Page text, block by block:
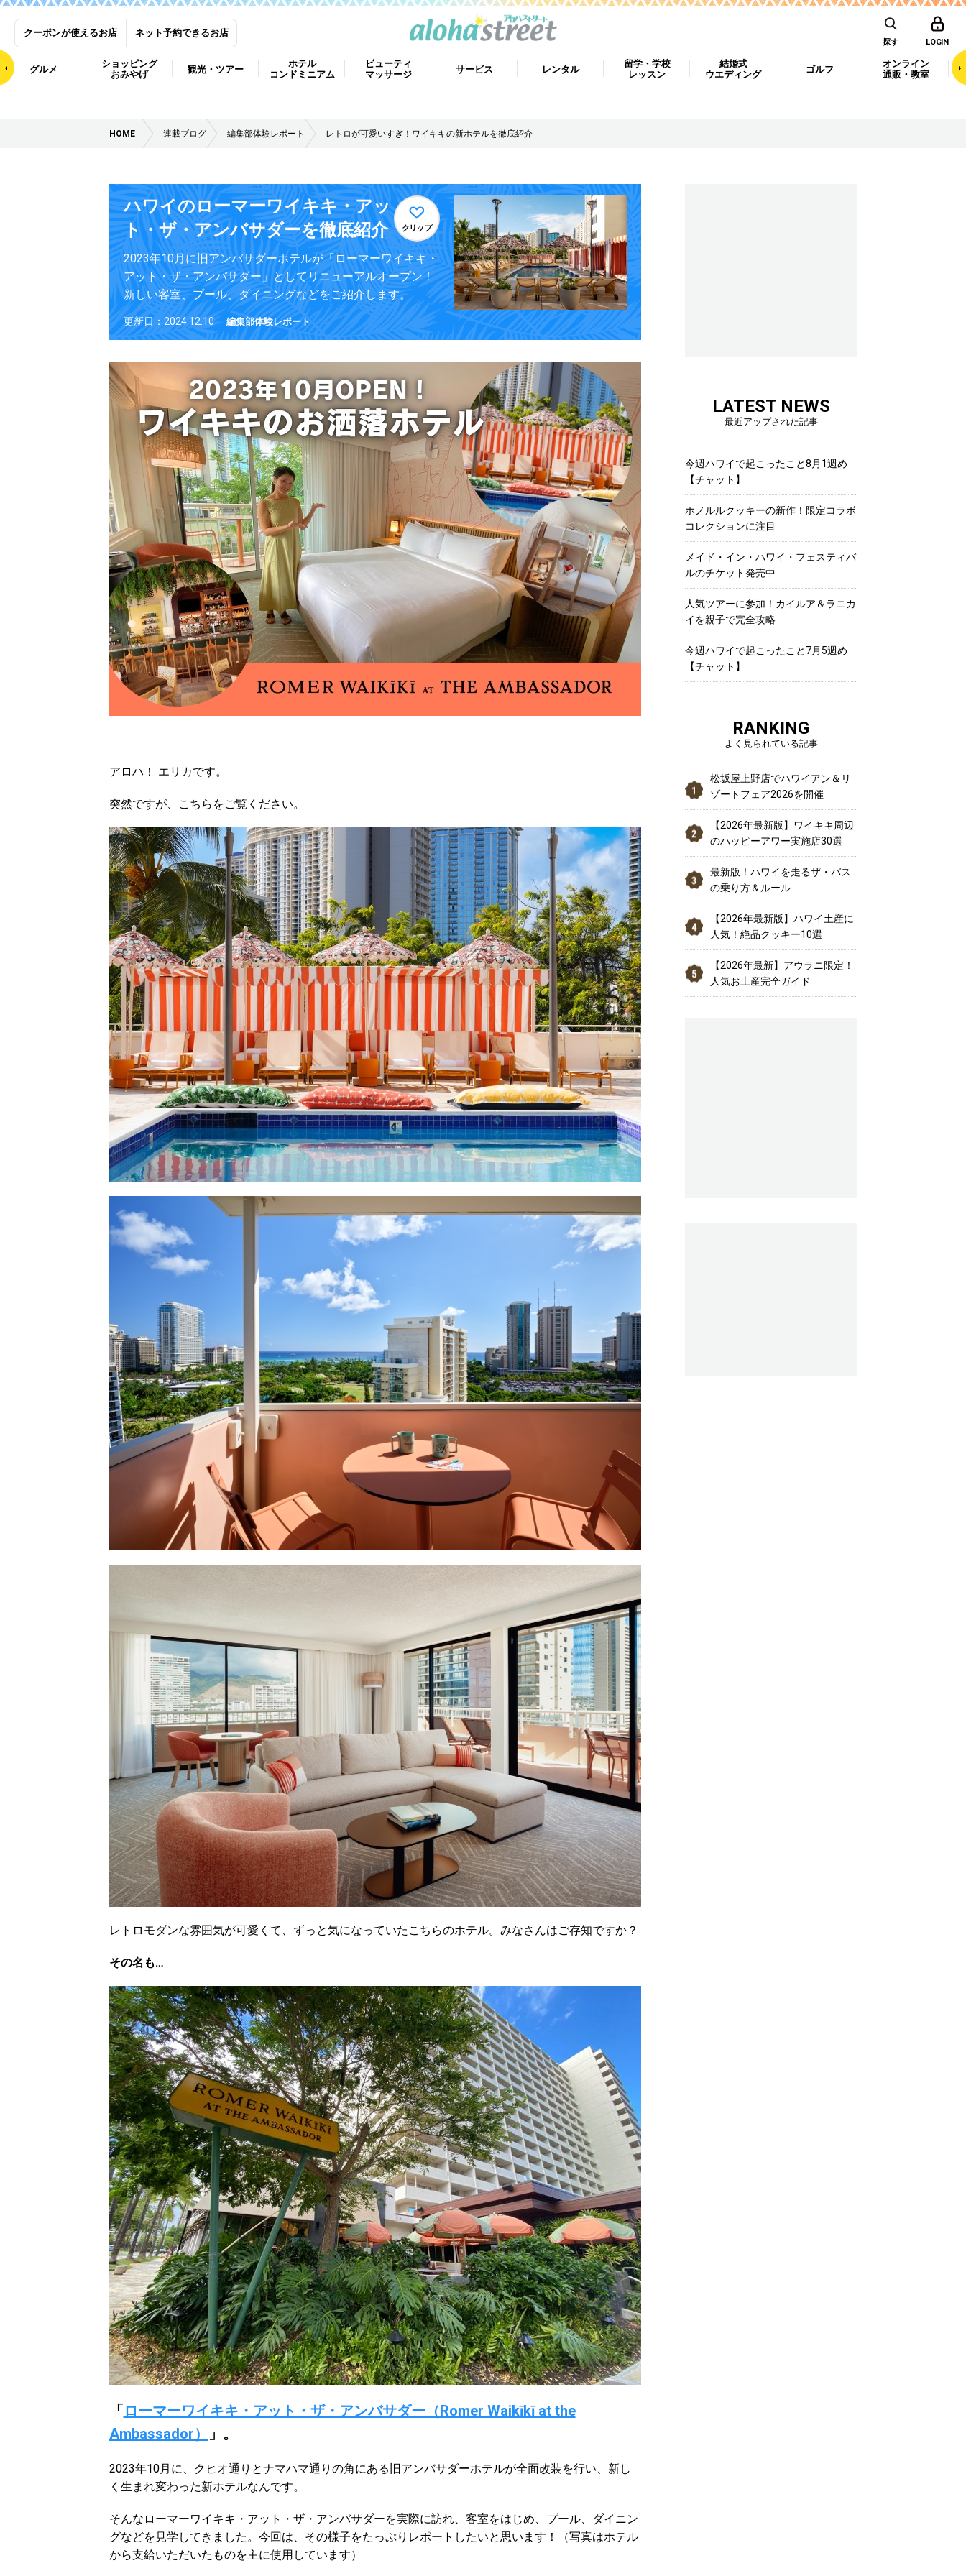
クーポンが使えるお店 ネット予約できるお店
探す LOGIN
グルメ
ショッピング
おみやげ
観光・ツアー
ホテル
コンドミニアム
ビューティ
マッサージ
サービス レンタル
留学・学校
レッスン
結婚式
ウエディング
ゴルフ
オンライン
通販・教室
HOME 連載ブログ 編集部体験レポート レトロが可愛いすぎ！ワイキキの新ホテルを徹底紹介
ハワイのローマーワイキキ・アッ
ト・ザ・アンバサダーを徹底紹介
クリップ
2023年10月に旧アンバサダーホテルが「ローマーワイキキ・
アット・ザ・アンバサダー」としてリニューアルオープン！
新しい客室、プール、ダイニングなどをご紹介します。
更新日：2024.12.10 編集部体験レポート
アロハ！ エリカです。
突然ですが、こちらをご覧ください。
レトロモダンな雰囲気が可愛くて、ずっと気になっていたこちらのホテル。みなさんはご存知ですか？
その名も…
「ローマーワイキキ・アット・ザ・アンバサダー（Romer Waikīkī at the
Ambassador）
」。
2023年10月に、クヒオ通りとナマハマ通りの角にある旧アンバサダーホテルが全面改装を行い、新し
く生まれ変わった新ホテルなんです。
そんなローマーワイキキ・アット・ザ・アンバサダーを実際に訪れ、客室をはじめ、プール、ダイニン
グなどを見学してきました。今回は、その様子をたっぷりレポートしたいと思います！（写真はホテル
から支給いただいたものを主に使用しています）
LATEST NEWS
最近アップされた記事
今週ハワイで起こったこと8月1週め
【チャット】
ホノルルクッキーの新作！限定コラボ
コレクションに注目
メイド・イン・ハワイ・フェスティバ
ルのチケット発売中
人気ツアーに参加！カイルア＆ラニカ
イを親子で完全攻略
今週ハワイで起こったこと7月5週め
【チャット】
RANKING
よく見られている記事
松坂屋上野店でハワイアン＆リ
ゾートフェア2026を開催
【2026年最新版】ワイキキ周辺
のハッピーアワー実施店30選
最新版！ハワイを走るザ・バス
の乗り方＆ルール
【2026年最新版】ハワイ土産に
人気！絶品クッキー10選
【2026年最新】アウラニ限定！
人気お土産完全ガイド